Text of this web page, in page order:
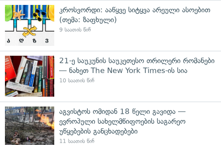
კროსვორდი: ააწყვე სიტყვა არეული ასოებით
(თემა: ზაფხული)
9 საათის წინ
21-ე საუკუნის საუკეთესო თრილერი რომანები
— ნახეთ The New York Times-ის სია
10 საათის წინ
აგვისტოს ომიდან 18 წელი გავიდა —
ევროპული სახელმწიფოების საგარეო
უწყებების განცხადებები
11 საათის წინ